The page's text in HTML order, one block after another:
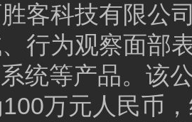
客科技有限公
行为观察面部
统等产品。该
万元人民币